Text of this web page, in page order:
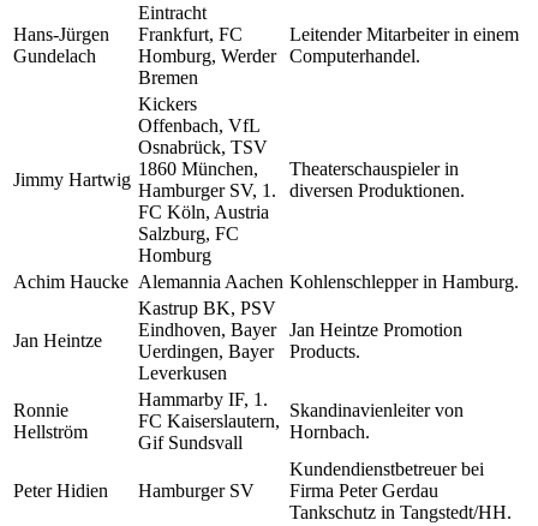
Hans-Jürgen
Gundelach
Eintracht
Frankfurt, FC
Homburg, Werder
Bremen
Leitender Mitarbeiter in einem
Computerhandel.
Jimmy Hartwig
Kickers
Offenbach, VfL
Osnabrück, TSV
1860 München,
Hamburger SV, 1.
FC Köln, Austria
Salzburg, FC
Homburg
Theaterschauspieler in
diversen Produktionen.
Achim Haucke Alemannia Aachen Kohlenschlepper in Hamburg.
Jan Heintze
Kastrup BK, PSV
Eindhoven, Bayer
Uerdingen, Bayer
Leverkusen
Jan Heintze Promotion
Products.
Ronnie
Hellström
Hammarby IF, 1.
FC Kaiserslautern,
Gif Sundsvall
Skandinavienleiter von
Hornbach.
Peter Hidien Hamburger SV
Kundendienstbetreuer bei
Firma Peter Gerdau
Tankschutz in Tangstedt/HH.